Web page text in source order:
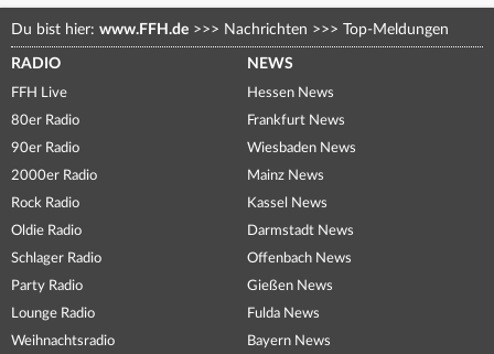
Du bist hier: www.FFH.de >>> Nachrichten >>> Top-Meldungen
RADIO
FFH Live
80er Radio
90er Radio
2000er Radio
Rock Radio
Oldie Radio
Schlager Radio
Party Radio
Lounge Radio
Weihnachtsradio
NEWS
Hessen News
Frankfurt News
Wiesbaden News
Mainz News
Kassel News
Darmstadt News
Offenbach News
Gießen News
Fulda News
Bayern News